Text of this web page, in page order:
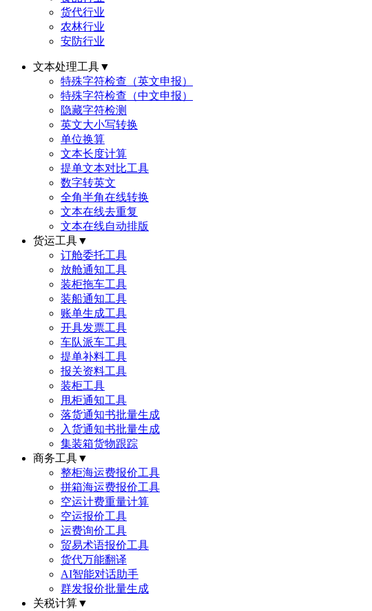
货代行业
农林行业
安防行业
文本处理工具▼
特殊字符检查（英文申报）
特殊字符检查（中文申报）
隐藏字符检测
英文大小写转换
单位换算
文本长度计算
提单文本对比工具
数字转英文
全角半角在线转换
文本在线去重复
文本在线自动排版
货运工具▼
订舱委托工具
放舱通知工具
装柜拖车工具
装船通知工具
账单生成工具
开具发票工具
车队派车工具
提单补料工具
报关资料工具
装柜工具
甩柜通知工具
落货通知书批量生成
入货通知书批量生成
集装箱货物跟踪
商务工具▼
整柜海运费报价工具
拼箱海运费报价工具
空运计费重量计算
空运报价工具
运费询价工具
贸易术语报价工具
货代万能翻译
AI智能对话助手
群发报价批量生成
关税计算▼